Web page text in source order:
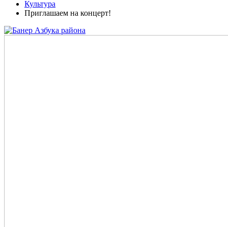
Культура
Приглашаем на концерт!